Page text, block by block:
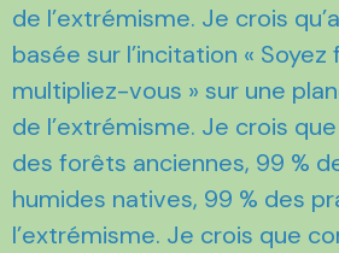
de l’extrémisme. Je crois
basée sur l’incitation «
multipliez-vous » sur une
de l’extrémisme. Je crois
des forêts anciennes, 99 %
humides natives, 99 % des
l’extrémisme. Je crois que